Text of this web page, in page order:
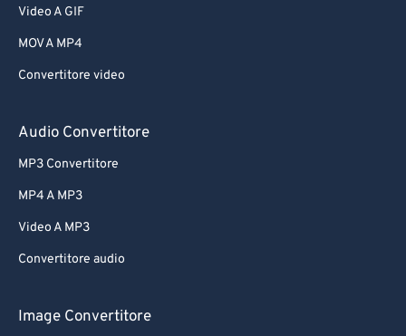
Video A GIF
MOV A MP4
Convertitore video
Audio Convertitore
MP3 Convertitore
MP4 A MP3
Video A MP3
Convertitore audio
Image Convertitore